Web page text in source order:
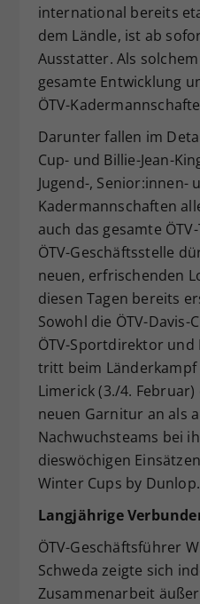
international bereits
dem Ländle, ist ab
Ausstatter. Als
gesamte Entwicklung
ÖTV-
Darunter fallen im
Cup- und Billie-Jean-
Jugend-, Senior:innen-
Kadermannschaften
auch das gesamte
ÖTV-Geschäftsstelle
neuen, erfrischenden
diesen Tagen bereits
Sowohl die ÖTV-
ÖTV-Sportdirektor und
tritt beim Länderkampf
Limerick (3./4.
neuen Garnitur an als
Nachwuchsteams bei
dieswöchigen
Winter Cups by Dunlop.
Langjährige
ÖTV-Geschäftsführer
Schweda zeigte sich
Zusammenarbeit